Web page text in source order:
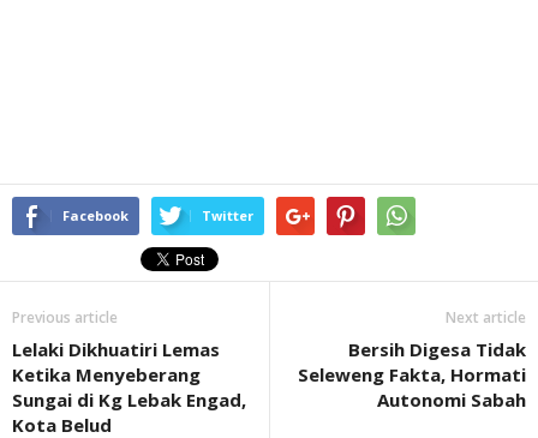
Facebook Twitter
Previous article
Lelaki Dikhuatiri Lemas
Ketika Menyeberang
Sungai di Kg Lebak Engad,
Kota Belud
Next article
Bersih Digesa Tidak
Seleweng Fakta, Hormati
Autonomi Sabah